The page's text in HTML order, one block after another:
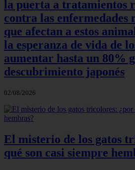
la puerta a tratamientos
contra las enfermedades
que afectan a estos
la esperanza de vida de
aumentar hasta un 80%
descubrimiento japonés
02/08/2026
El misterio de los gatos
qué son casi siempre